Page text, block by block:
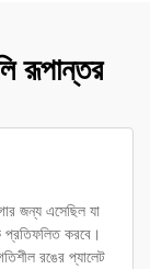
রূপান্তর
জন্য এসেছিল যা
প্রতিফলিত করবে।
রঙের প্যালেট